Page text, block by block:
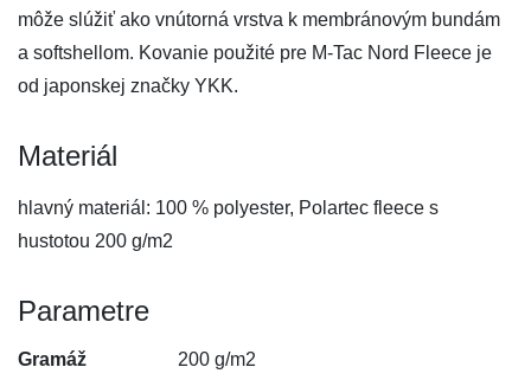
môže slúžiť ako vnútorná vrstva k membránovým bundám
a softshellom. Kovanie použité pre M-Tac Nord Fleece je
od japonskej značky YKK.
Materiál
hlavný materiál: 100 % polyester, Polartec fleece s
hustotou 200 g/m2
Parametre
Gramáž 200 g/m2